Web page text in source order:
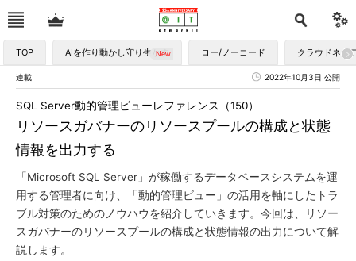
TOP AIを作り動かし守り生かす ロー/ノーコード クラウドネイ
連載 2022年10月3日 公開
リソースガバナーのリソースプールの構成と状態
情報を出力する
SQL Server動的管理ビューレファレンス（150）
「Microsoft SQL Server」が稼働するデータベースシステムを運
用する管理者に向け、「動的管理ビュー」の活用を軸にしたトラ
ブル対策のためのノウハウを紹介していきます。今回は、リソー
スガバナーのリソースプールの構成と状態情報の出力について解
説します。